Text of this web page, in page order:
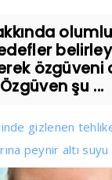
özgüveni
şu ...
gizlenen
peynir altı